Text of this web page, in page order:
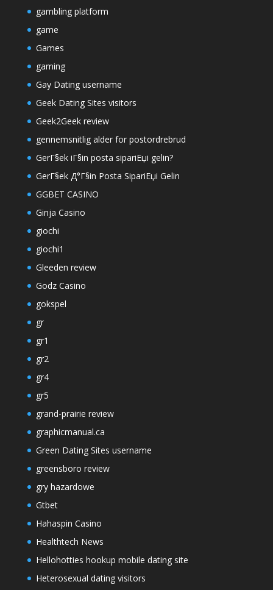
gambling platform
game
Games
gaming
Gay Dating username
Geek Dating Sites visitors
Geek2Geek review
gennemsnitlig alder for postordrebrud
GerГ§ek iГ§in posta sipariЕџi gelin?
GerГ§ek Д°Г§in Posta SipariЕџi Gelin
GGBET CASINO
Ginja Casino
giochi
giochi1
Gleeden review
Godz Casino
gokspel
gr
gr1
gr2
gr4
gr5
grand-prairie review
graphicmanual.ca
Green Dating Sites username
greensboro review
gry hazardowe
Gtbet
Hahaspin Casino
Healthtech News
Hellohotties hookup mobile dating site
Heterosexual dating visitors